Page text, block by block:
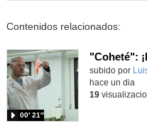
Contenidos relacionados:
"Coheté":
Contenido
subido por
00′ 21″
hace un dia
19